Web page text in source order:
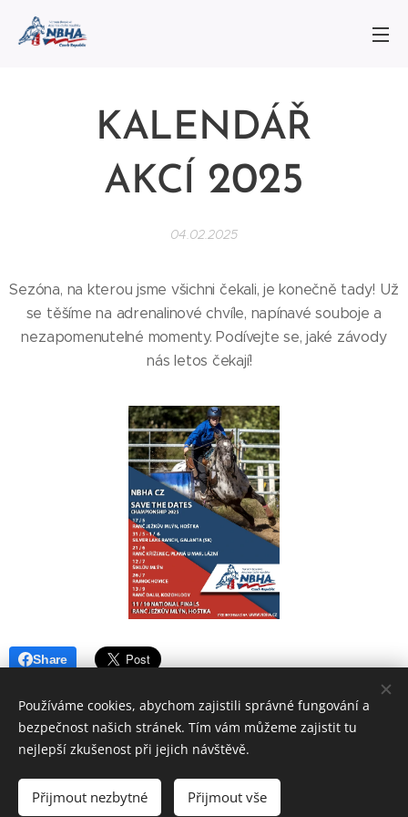
KALENDÁŘ
AKCÍ 2025
04.02.2025
Sezóna, na kterou jsme všichni čekali, je konečně tady! Už
se těšíme na adrenalinové chvíle, napínavé souboje a
nezapomenutelné momenty. Podívejte se, jaké závody
nás letos čekají!
Share
© 2026 NBHA CZ
Vytvořeno službou Webnode
Používáme cookies, abychom zajistili správné fungování a
bezpečnost našich stránek. Tím vám můžeme zajistit tu
nejlepší zkušenost při jejich návštěvě.
Přijmout nezbytné Přijmout vše